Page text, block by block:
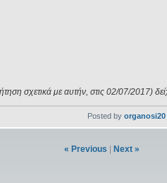
σχετικά με αυτήν, στις 02/07/2017)
Posted byorganosi20
« Previous
Next »